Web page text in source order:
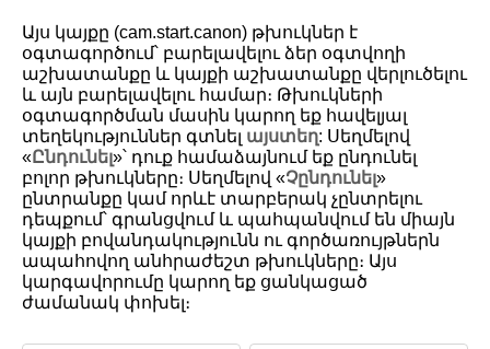
D180-161
Setting Image Search Conditions
Clearing the Search Conditions
You can filter image display according to your search conditions. After
setting the image search conditions, you can play back and display only
the found images. You can also protect, rate, play a slide show, erase,
and apply other operations to filtered images.
Այս կայքը (cam.start.canon) թխուկներ է
օգտագործում՝ բարելավելու ձեր օգտվողի
աշխատանքը և կայքի աշխատանքը վերլուծելու
և այն բարելավելու համար։ Թխուկների
օգտագործման մասին կարող եք հավելյալ
տեղեկություններ գտնել այստեղ: Սեղմելով
«Ընդունել»՝ դուք համաձայնում եք ընդունել
բոլոր թխուկները։ Սեղմելով «Չընդունել»
ընտրանքը կամ որևէ տարբերակ չընտրելու
դեպքում՝ գրանցվում և պահպանվում են միայն
կայքի բովանդակությունն ու գործառույթներն
ապահովող անհրաժեշտ թխուկները։ Այս
կարգավորումը կարող եք ցանկացած
ժամանակ փոխել։